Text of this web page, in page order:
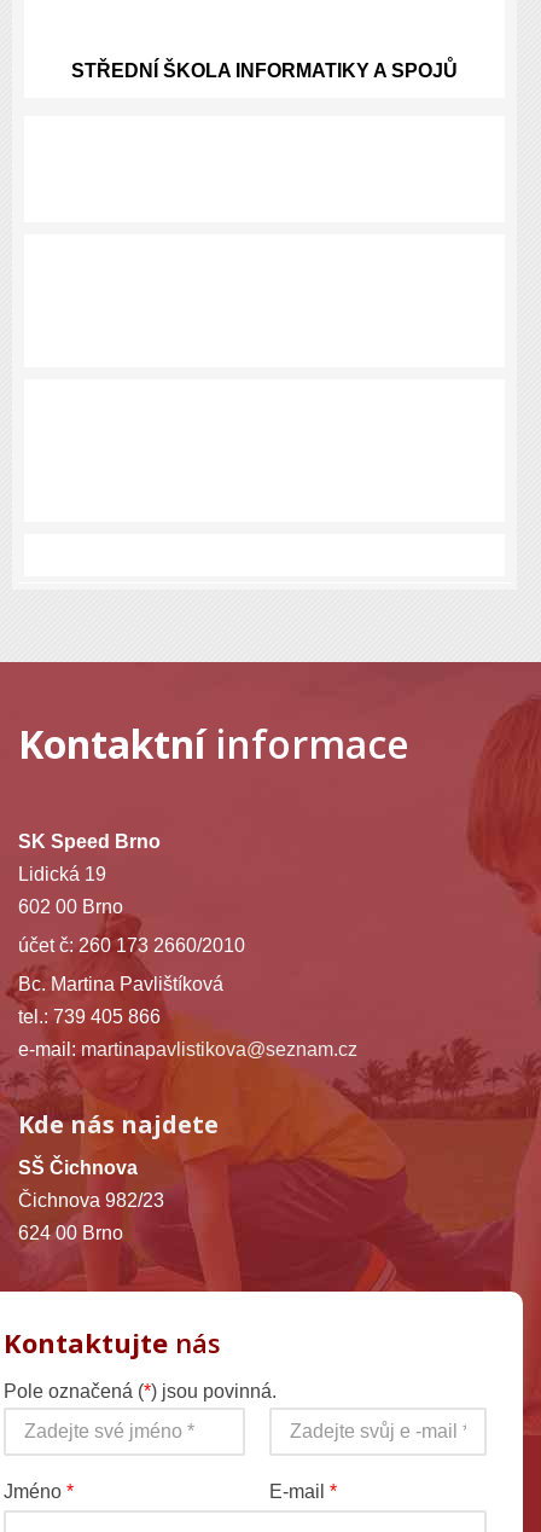
STŘEDNÍ ŠKOLA INFORMATIKY A SPOJŮ
Kontaktníinformace
SK Speed Brno
Lidická 19
602 00 Brno
účet č: 260 173 2660/2010
Bc. Martina Pavlištíková
tel.: 739 405 866
e-mail: martinapavlistikova@seznam.cz
Kde nás najdete
SŠ Čichnova
Čichnova 982/23
624 00 Brno
Kontaktujte nás
Pole označená (*) jsou povinná.
Jméno * E-mail *